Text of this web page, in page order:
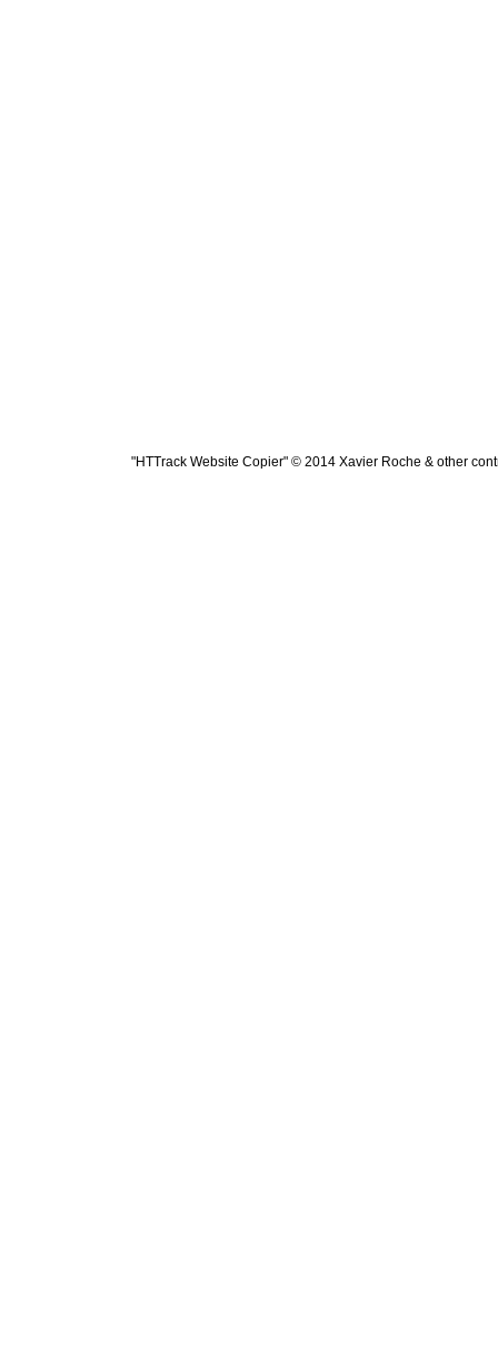
"HTTrack Website Copier" © 2014 Xavier Roche & other